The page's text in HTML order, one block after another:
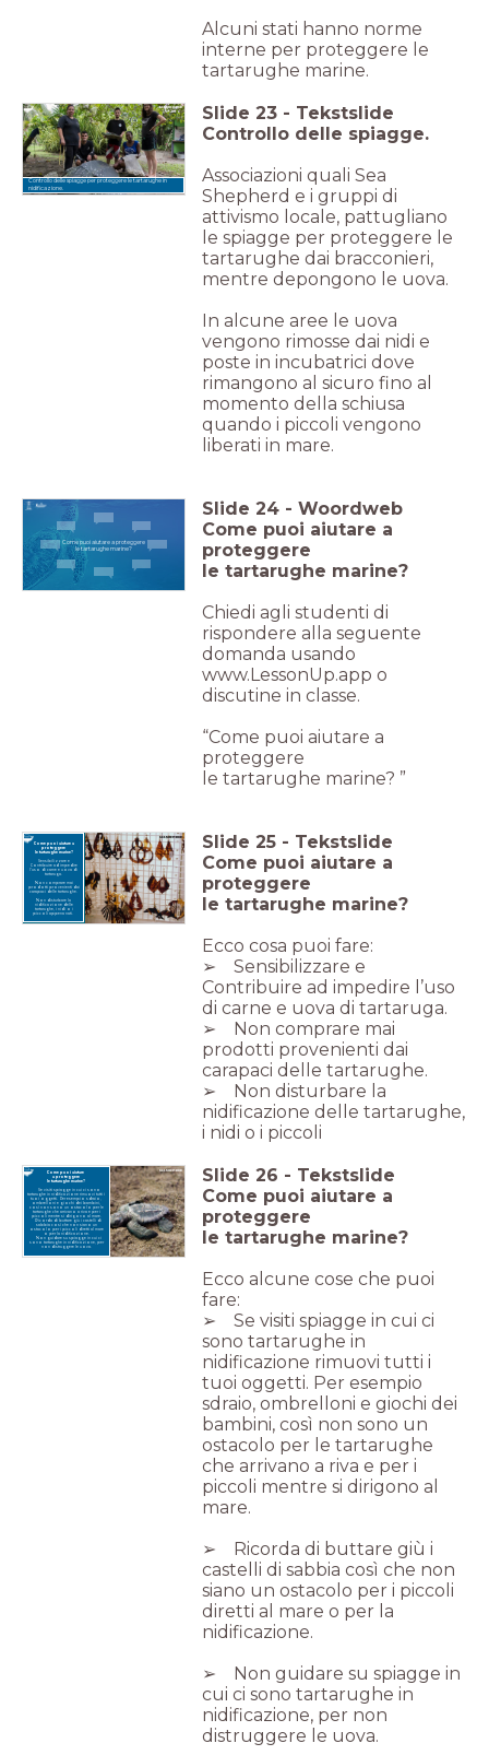
Alcuni stati hanno norme
interne per proteggere le
tartarughe marine.
Controllo delle spiagge per proteggere le tartarughe in
nidificazione.
Slide 23 - Tekstslide
Controllo delle spiagge.
Associazioni quali Sea
Shepherd e i gruppi di
attivismo locale, pattugliano
le spiagge per proteggere le
tartarughe dai bracconieri,
mentre depongono le uova.
In alcune aree le uova
vengono rimosse dai nidi e
poste in incubatrici dove
rimangono al sicuro fino al
momento della schiusa
quando i piccoli vengono
liberati in mare.
Come puoi aiutare a proteggere
le tartarughe marine?
Slide 24 - Woordweb
Come puoi aiutare a
proteggere
le tartarughe marine?
Chiedi agli studenti di
rispondere alla seguente
domanda usando
www.LessonUp.app o
discutine in classe.
“Come puoi aiutare a
proteggere
le tartarughe marine? ”
Come puoi aiutare a
proteggere
le tartarughe marine?
Sensibilizzare e
Contribuire ad impedire
l’uso di carne e uova di
tartaruga.
Non comprare mai
prodotti provenienti dai
carapaci delle tartarughe.
Non disturbare la
nidificazione delle
tartarughe, i nidi o i
piccoli appena nati.
Slide 25 - Tekstslide
Come puoi aiutare a
proteggere
le tartarughe marine?
Ecco cosa puoi fare:
➢ Sensibilizzare e
Contribuire ad impedire l’uso
di carne e uova di tartaruga.
➢ Non comprare mai
prodotti provenienti dai
carapaci delle tartarughe.
➢ Non disturbare la
nidificazione delle tartarughe,
i nidi o i piccoli
Come puoi aiutare
a proteggere
le tartarughe marine?
Se visiti spiagge in cui ci sono
tartarughe in nidificazione rimuovi tutti i
tuoi oggetti. Per esempio sdraio,
ombrelloni e giochi dei bambini,
così non sono un ostacolo per le
tartarughe che arrivano a riva e per i
piccoli mentre si dirigono al mare.
Ricorda di buttare giù i castelli di
sabbia così che non siano un
ostacolo per i piccoli diretti al mare
o per la nidificazione.
Non guidare su spiagge in cui ci
sono tartarughe in nidificazione, per
non distruggere le uova.
Slide 26 - Tekstslide
Come puoi aiutare a
proteggere
le tartarughe marine?
Ecco alcune cose che puoi
fare:
➢ Se visiti spiagge in cui ci
sono tartarughe in
nidificazione rimuovi tutti i
tuoi oggetti. Per esempio
sdraio, ombrelloni e giochi dei
bambini, così non sono un
ostacolo per le tartarughe
che arrivano a riva e per i
piccoli mentre si dirigono al
mare.
➢ Ricorda di buttare giù i
castelli di sabbia così che non
siano un ostacolo per i piccoli
diretti al mare o per la
nidificazione.
➢ Non guidare su spiagge in
cui ci sono tartarughe in
nidificazione, per non
distruggere le uova.